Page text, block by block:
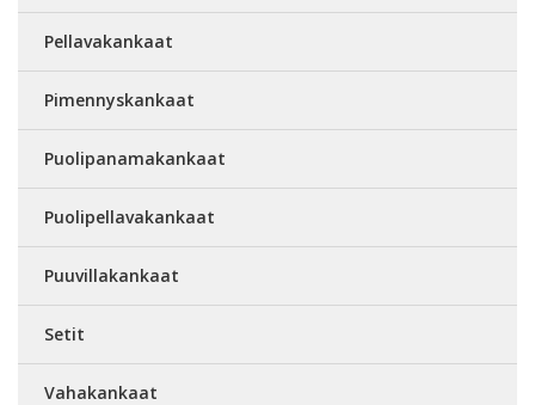
Pellavakankaat
Pimennyskankaat
Puolipanamakankaat
Puolipellavakankaat
Puuvillakankaat
Setit
Vahakankaat